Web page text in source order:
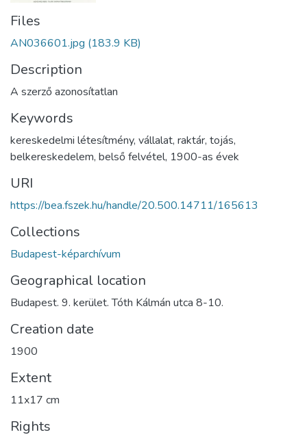
Files
AN036601.jpg (183.9 KB)
Description
A szerző azonosítatlan
Keywords
kereskedelmi létesítmény, vállalat, raktár, tojás,
belkereskedelem, belső felvétel, 1900-as évek
URI
https://bea.fszek.hu/handle/20.500.14711/165613
Collections
Budapest-képarchívum
Geographical location
Budapest. 9. kerület. Tóth Kálmán utca 8-10.
Creation date
1900
Extent
11x17 cm
Rights